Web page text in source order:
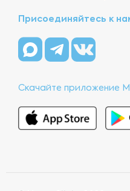
Присоединяйтесь к
Скачайте приложение